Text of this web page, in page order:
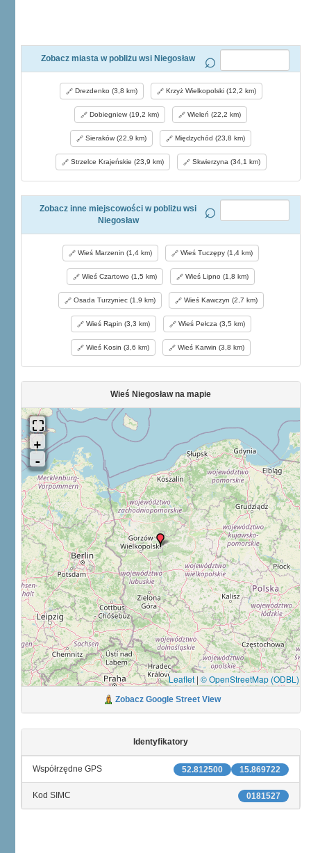
Zobacz miasta w pobliżu wsi Niegosław
Drezdenko (3,8 km) Krzyż Wielkopolski (12,2 km)
Dobiegniew (19,2 km) Wieleń (22,2 km)
Sieraków (22,9 km) Międzychód (23,8 km)
Strzelce Krajeńskie (23,9 km) Skwierzyna (34,1 km)
Zobacz inne miejscowości w pobliżu wsi
Niegosław
Wieś Marzenin (1,4 km) Wieś Tuczępy (1,4 km)
Wieś Czartowo (1,5 km) Wieś Lipno (1,8 km)
Osada Turzyniec (1,9 km) Wieś Kawczyn (2,7 km)
Wieś Rąpin (3,3 km) Wieś Pełcza (3,5 km)
Wieś Kosin (3,6 km) Wieś Karwin (3,8 km)
Wieś Niegosław na mapie
Leaflet | © OpenStreetMap (ODBL)
Zobacz Google Street View
Identyfikatory
15.869722
52.812500
Współrzędne GPS
0181527
Kod SIMC